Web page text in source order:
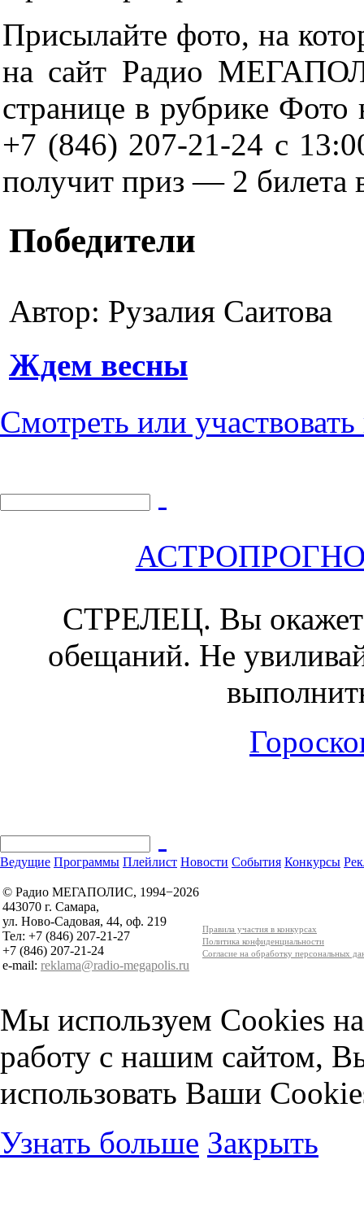
Присылайте фото, на
на сайт Радио
странице в рубрике
+7 (846) 207-21-24 с
получит приз — 2 билета
Победители
Автор: Рузалия Саитова
Ждем весны
Смотреть или
СТРЕЛЕЦ. Вы
обещаний. Не
Ведущие Программы Плейлист Новости События Конкурсы
© Радио МЕГАПОЛИС, 1994−2026
443070 г. Самара,
ул. Ново-Садовая, 44, оф. 219
Тел: +7 (846) 207-21-27
+7 (846) 207-21-24
e-mail: reklama@radio-megapolis.ru
Правила участия в конкурсах
Политика конфиденциальности
Согласие на обработку персональных
Мы используем Cookies
работу с нашим сайтом,
использовать Ваши
Узнать больше Закрыть